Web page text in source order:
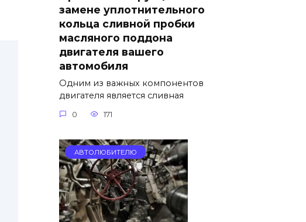
замене уплотнительного
кольца сливной пробки
масляного поддона
двигателя вашего
автомобиля
Одним из важных компонентов
двигателя является сливная
0 171
АВТОЛЮБИТЕЛЮ